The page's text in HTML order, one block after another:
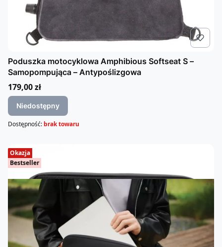
Poduszka motocyklowa Amphibious Softseat S –
Samopompująca – Antypoślizgowa
Cena
179,00 zł
Niedostępny
Dostępność: brak towaru
Okazja
Bestseller